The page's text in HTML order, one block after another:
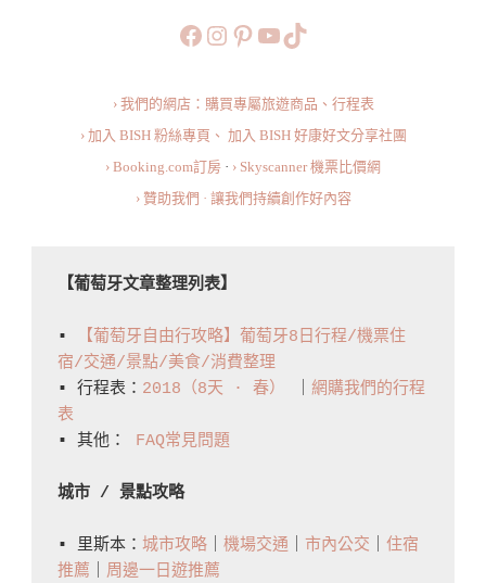
略、
薦
玩
法、
住
Guide:
Cascais
https://www.facebook.com/
https://
https://
旅行美食小短片TikTok
› 我們的網店：購買專屬旅遊商品、行程表
› 加入 BISH 粉絲專頁、 加入 BISH 好康好文分享社團
› Booking.com訂房 · › Skyscanner 機票比價網
› 贊助我們 · 讓我們持續創作好內容
【葡萄牙文章整理列表】
▪️
【葡萄牙自由行攻略】葡萄牙8日行程/機票住
宿/交通/景點/美食/消費整理
▪️ 行程表： 2018（8天 · 春）
網購我們的行程
表
▪️ 其他： FAQ常見問題
城市 / 景點攻略
▪️ 里斯本： 城市攻略 機場交通 市內公交
住宿
推薦
周邊一日遊推薦